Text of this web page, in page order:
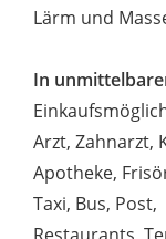
Lärm und
In
Arzt, Zahnarzt,
Apotheke,
Taxi, Bus, Post,
Restaurants,